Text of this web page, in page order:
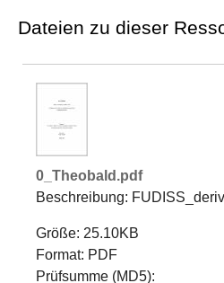
Dateien zu dieser
0_Theobald.pdf
Beschreibung:
Größe: 25.10KB
Format: PDF
Prüfsumme (MD5):